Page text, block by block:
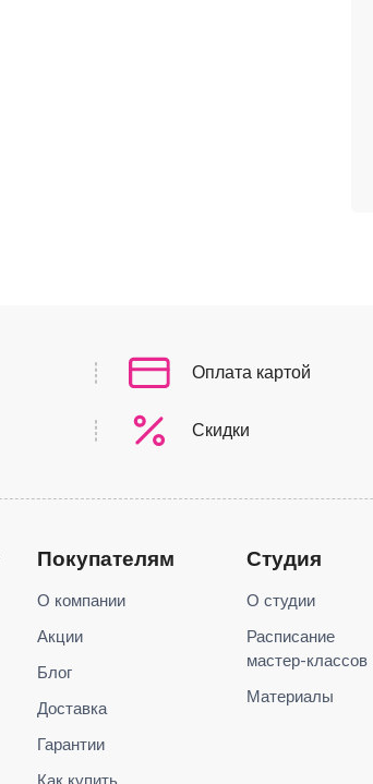
Оплата картой
Скидки
Покупателям
О компании
Акции
Блог
Доставка
Гарантии
Как купить
Студия
О студии
Расписание
мастер-классов
Материалы